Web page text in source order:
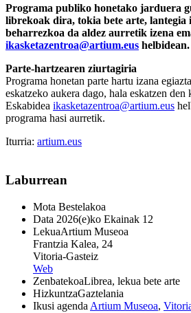
Programa publiko honetako jarduera
librekoak dira, tokia bete arte,
beharrezkoa da aldez aurretik izena
ikasketazentroa@artium.eus helbidean.
Parte-hartzearen ziurtagiria
Programa honetan parte hartu izana
eskatzeko aukera dago, hala eskatzen den
Eskabidea ikasketazentroa@artium.eus
programa hasi aurretik.
Iturria: artium.eus
Laburrean
Mota Bestelakoa
Data 2026(e)ko Ekainak 12
LekuaArtium Museoa
Frantzia Kalea, 24
Vitoria-Gasteiz
Web
ZenbatekoaLibrea, lekua bete arte
HizkuntzaGaztelania
Ikusi agenda Artium Museoa,